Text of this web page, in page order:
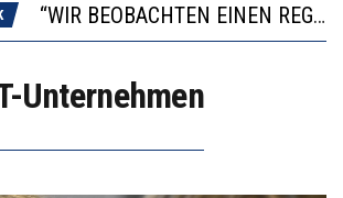
“WIR BEOBACHTEN EINEN REGELRECHTEN STURZFLUG BEI DEN LERNLEISTUNGEN”
DIE VERSTÄRKTE HARMONISIERUNG IM SCHULWESEN VERRINGERT DAS INNOVATIONSPOTENZIAL
Unternehmen